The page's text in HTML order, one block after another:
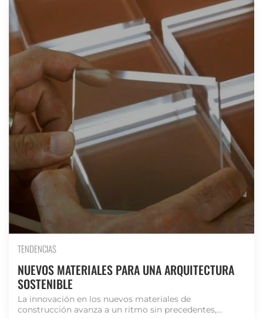
TENDENCIAS
NUEVOS MATERIALES PARA UNA ARQUITECTURA
SOSTENIBLE
La innovación en los nuevos materiales de
construcción avanza a un ritmo sin precedentes,...